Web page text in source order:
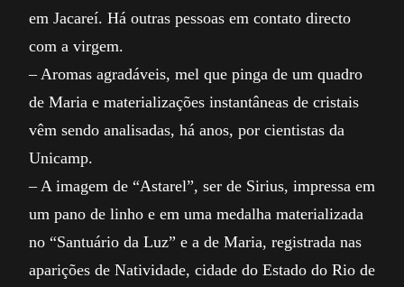
em Jacareí. Há outras pessoas em contato directo
com a virgem.
– Aromas agradáveis, mel que pinga de um quadro
de Maria e materializações instantâneas de cristais
vêm sendo analisadas, há anos, por cientistas da
Unicamp.
– A imagem de “Astarel”, ser de Sirius, impressa em
um pano de linho e em uma medalha materializada
no “Santuário da Luz” e a de Maria, registrada nas
aparições de Natividade, cidade do Estado do Rio de